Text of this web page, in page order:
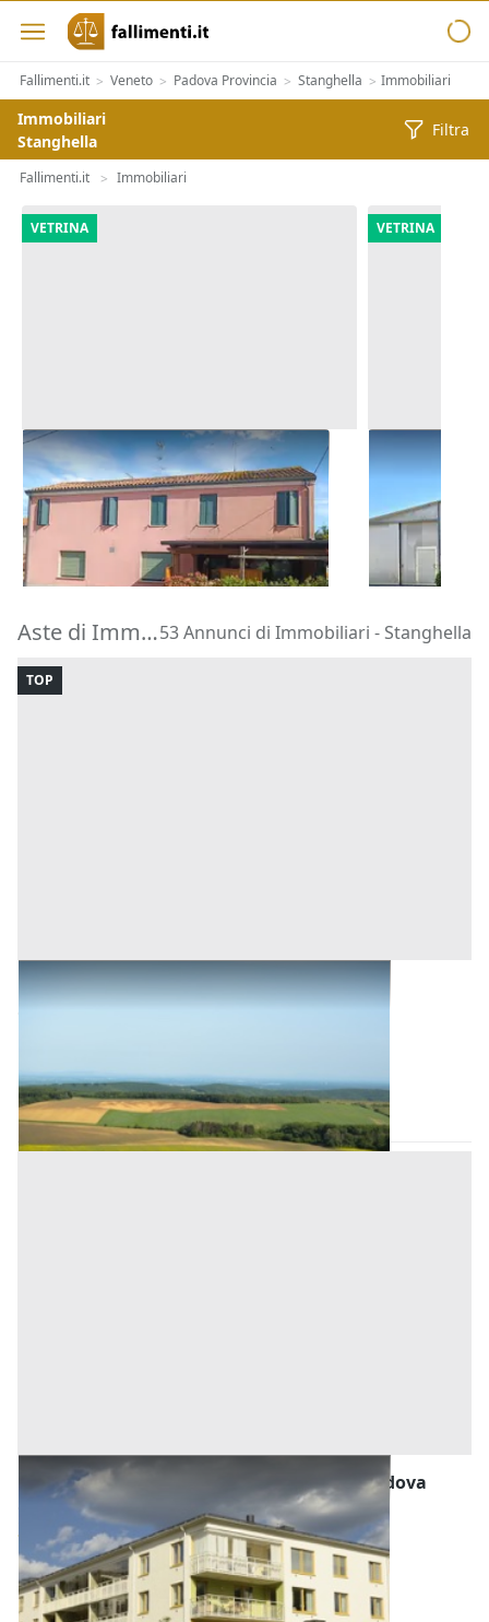
Fallimenti.it > Veneto > Padova Provincia > Stanghella > Immobiliari
Immobiliari
Stanghella
Filtra
Fallimenti.it > Immobiliari
VETRINA
Asta Quota 1/6 di locale
commerciale e alloggio
Rovigo (Rovigo)
8.205 €
18/09/2026
VETRINA
Asta
laboratorio
Costa di
16.875 €
14/09/2026
Aste di Immobiliari Stanghella53 Annunci di Immobiliari - Stanghella
TOP
Terreni all'asta a Padova
Codice asta:AH31113016037
Asta chiusa
Abitazione di Tipo Economico all'asta a Padova
Stanghella (Padova)
Offerta minima
23.250 € 31.000 €
Codice asta: 52956f81
Asta chiusa